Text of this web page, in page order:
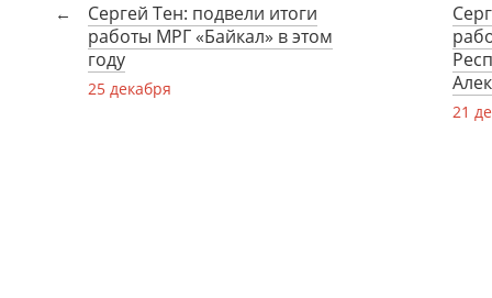
Сергей Тен: подвели итоги
работы МРГ «Байкал» в этом
году
25 декабря
21